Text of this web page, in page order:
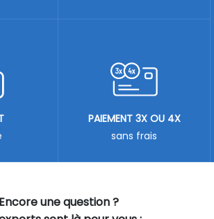
Encore une question ?
PAIEMENT 3X OU 4X
sans frais